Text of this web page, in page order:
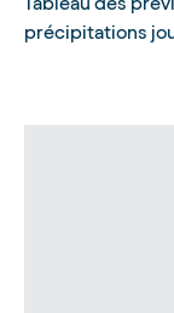
précipitations